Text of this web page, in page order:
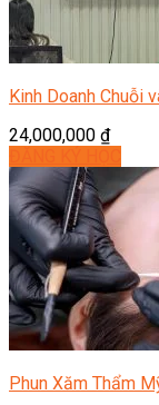
Kinh Doanh Chuỗi
24,000,000 ₫
Phun Xăm Thẩm